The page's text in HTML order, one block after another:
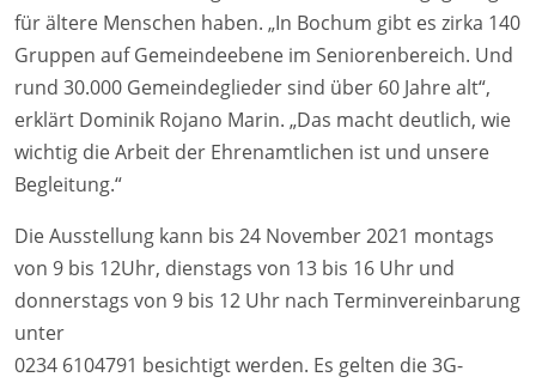
für ältere Menschen haben. „In Bochum gibt es zirka 140
Gruppen auf Gemeindeebene im Seniorenbereich. Und
rund 30.000 Gemeindeglieder sind über 60 Jahre alt“,
erklärt Dominik Rojano Marin. „Das macht deutlich, wie
wichtig die Arbeit der Ehrenamtlichen ist und unsere
Begleitung.“
Die Ausstellung kann bis 24 November 2021 montags
von 9 bis 12Uhr, dienstags von 13 bis 16 Uhr und
donnerstags von 9 bis 12 Uhr nach Terminvereinbarung
unter
0234 6104791 besichtigt werden. Es gelten die 3G-